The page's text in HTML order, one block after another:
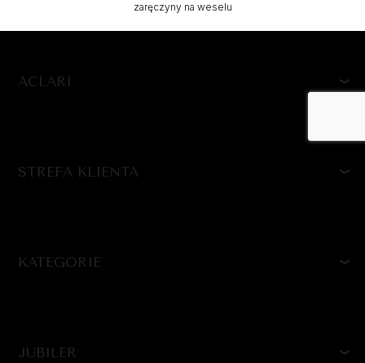
zaręczyny na weselu
ACLARI
STREFA KLIENTA
KATEGORIE
JUBILER